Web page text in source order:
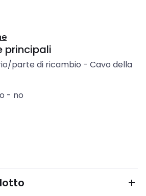
principali
parte di ricambio - Cavo della
- no